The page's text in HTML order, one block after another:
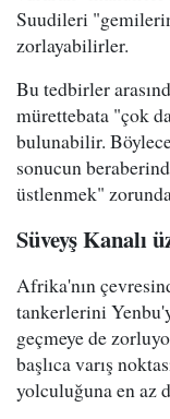
Suudileri
zorlayabilirler.
Bu tedbirler
mürettebata "çok
bulunabilir.
sonucun
üstlenmek"
Süveyş Kanalı
Afrika'nın
tankerlerini
geçmeye de
başlıca varış
yolculuğuna en az